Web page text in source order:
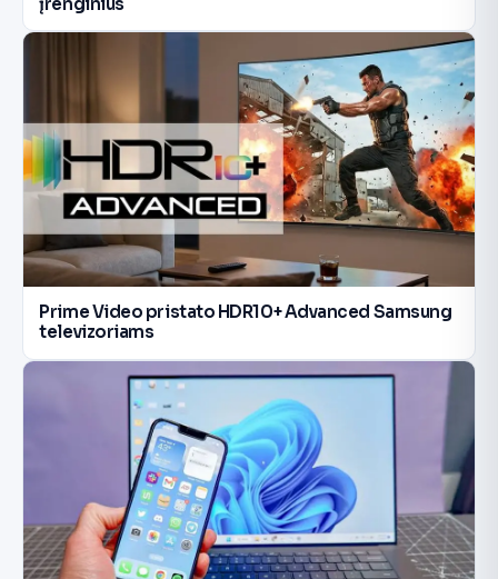
Prime Video pristato HDR10+ Advanced Samsung
televizoriams